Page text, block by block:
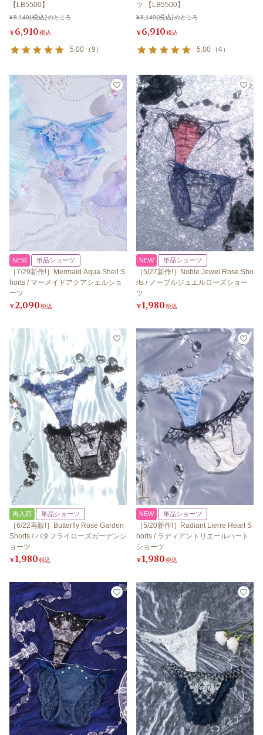
【LB5500】
¥8,140 のところ
¥6,910税込
5.00 （9 ）
ツ 【LB5500】
¥8,140 のところ
¥6,910税込
5.00 （4）
NEW 単品ショーツ
［7/29新作!］Mermaid Aqua Shell S
horts / マーメイドアクアシェルショ
ーツ
¥2,090税込
NEW 単品ショーツ
［5/27新作!］Noble Jewel Rose Sho
rts / ノーブルジュエルローズショー
ツ
¥1,980税込
再入荷 単品ショーツ
［6/22再販!］Butterfly Rose Garden
Shorts / バタフライローズガーデンシ
ョーツ
¥1,980税込
NEW 単品ショーツ
［5/20新作!］Radiant Lierre Heart S
horts / ラディアントリエールハート
ショーツ
¥1,980税込